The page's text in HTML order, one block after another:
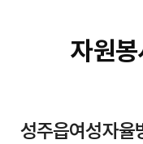
자원
성주읍여성자율